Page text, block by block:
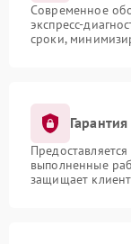
Современное
экспресс-
сроки,
выполненные
защищает